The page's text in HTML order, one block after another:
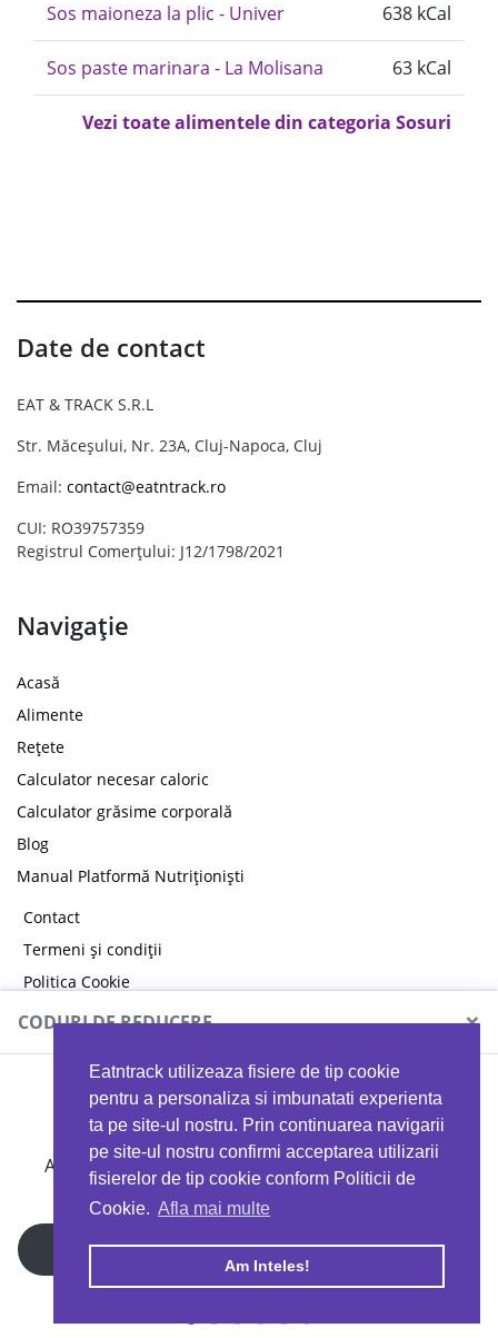
Eatntrack utilizeaza fisiere de tip cookie
pentru a personaliza si imbunatati experienta
ta pe site-ul nostru. Prin continuarea navigarii
pe site-ul nostru confirmi acceptarea utilizarii
fisierelor de tip cookie conform Politicii de
Cookie. Afla mai multe
Am Inteles!
Sos maioneza la plic - Univer 638 kCal
Sos paste marinara - La Molisana 63 kCal
Vezi toate alimentele din categoria Sosuri
Date de contact
EAT & TRACK S.R.L
Str. Măceșului, Nr. 23A, Cluj-Napoca, Cluj
Email: contact@eatntrack.ro
CUI: RO39757359
Registrul Comerțului: J12/1798/2021
Navigație
Acasă
Alimente
Rețete
Calculator necesar caloric
Calculator grăsime corporală
Blog
Manual Platformă Nutriționiști
Contact
Termeni și condiții
Politica Cookie
Politica de confidențialitate
Copyright © 2026 EAT & TRACK S.R.L
CODURI DE REDUCERE ×
MYPROTEIN
Ai 40%reducere la orice comandă folosind codul
EATTRACK
Profită acum